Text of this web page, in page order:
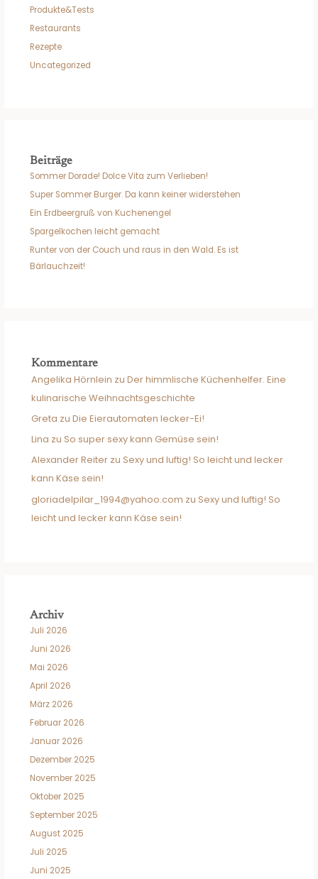
Produkte&Tests
Restaurants
Rezepte
Uncategorized
Beiträge
Sommer Dorade! Dolce Vita zum Verlieben!
Super Sommer Burger. Da kann keiner widerstehen
Ein Erdbeergruß von Kuchenengel
Spargelkochen leicht gemacht
Runter von der Couch und raus in den Wald. Es ist
Bärlauchzeit!
Kommentare
Angelika Hörnlein zuDer himmlische Küchenhelfer. Eine
kulinarische Weihnachtsgeschichte
Greta zuDie Eierautomaten lecker-Ei!
Lina zu So super sexy kann Gemüse sein!
Alexander Reiter zu Sexy und luftig! So leicht und lecker
kann Käse sein!
gloriadelpilar_1994@yahoo.com zu Sexy und luftig! So
leicht und lecker kann Käse sein!
Archiv
Juli 2026
Juni 2026
Mai 2026
April 2026
März 2026
Februar 2026
Januar 2026
Dezember 2025
November 2025
Oktober 2025
September 2025
August 2025
Juli 2025
Juni 2025